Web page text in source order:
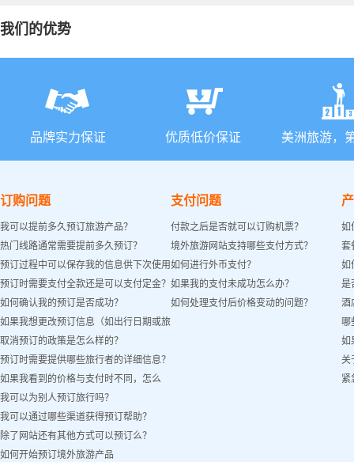
我们的优势
品牌实力保证 优质低价保证 美洲旅游，
订购问题
我可以提前多久预订旅游产品？
热门线路通常需要提前多久预订？
预订过程中可以保存我的信息供下次使用
吗？
预订时需要支付全款还是可以支付定金？
如何确认我的预订是否成功？
如果我想更改预订信息（如出行日期或旅
客姓名）怎么办？
取消预订的政策是怎么样的？
预订时需要提供哪些旅行者的详细信息？
如果我看到的价格与支付时不同，怎么
办？
我可以为别人预订旅行吗？
我可以通过哪些渠道获得预订帮助？
除了网站还有其他方式可以预订么？
如何开始预订境外旅游产品
支付问题
付款之后是否就可以订购机票？
境外旅游网站支持哪些支付方式？
如何进行外币支付？
如果我的支付未成功怎么办？
如何处理支付后价格变动的问题？
如
套
如
是
酒
哪
如
关
紧